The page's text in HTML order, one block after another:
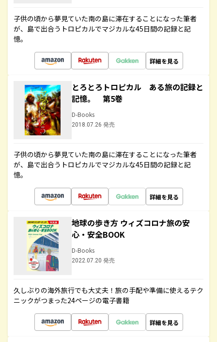
子供の頃から夢見ていた南の島に滞在することになった筆者
が、島で出合うトロピカルでマジカルな45日間の記録と記
憶。
詳細を見る
とろとろトロピカル ある旅の記録と
記憶。 第5巻
D-Books
2018.07.26 発売
子供の頃から夢見ていた南の島に滞在することになった筆者
が、島で出合うトロピカルでマジカルな45日間の記録と記
憶。
詳細を見る
地球の歩き方 ウィズコロナ旅の安
心・安全BOOK
D-Books
2022.07.20 発売
久しぶりの海外旅行でも大丈夫！旅の手配や準備に使えるテク
ニックがつまった24ページの電子書籍
詳細を見る